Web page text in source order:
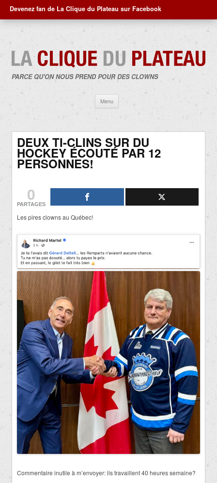
Devenez fan de La Clique du Plateau sur Facebook
PARCE QU'ON NOUS PREND POUR DES CLOWNS
Menu
contenu
DEUX TI-CLINS SUR DU
HOCKEY ÉCOUTÉ PAR 12
PERSONNES!
0
PARTAGES
Les pires clowns au Québec!
Commentaire inutile à m’envoyer: ils travaillent 40 heures semaine?